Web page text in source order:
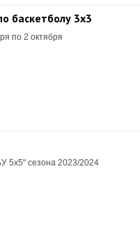
баскетболу 3х3
по 2 октября
5х5" сезона 2023/2024